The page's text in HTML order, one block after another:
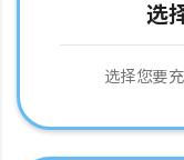
选
选择您要